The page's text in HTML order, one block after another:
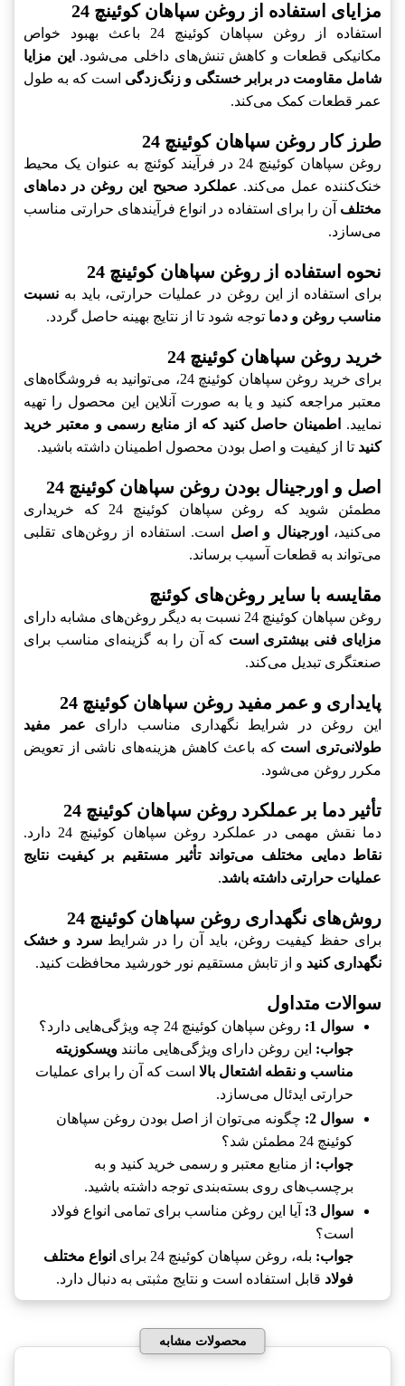
مزایای استفاده از روغن سپاهان کوئینچ 24
استفاده از روغن سپاهان کوئینچ 24 باعث بهبود خواص
مکانیکی قطعات و کاهش تنش‌های داخلی می‌شود. این مزایا
شامل مقاومت در برابر خستگی و زنگ‌زدگی است که به طول
عمر قطعات کمک می‌کند.
طرز کار روغن سپاهان کوئینچ 24
روغن سپاهان کوئینچ 24 در فرآیند کوئنچ به عنوان یک محیط
خنک‌کننده عمل می‌کند. عملکرد صحیح این روغن در دماهای
مختلف آن را برای استفاده در انواع فرآیندهای حرارتی مناسب
می‌سازد.
نحوه استفاده از روغن سپاهان کوئینچ 24
برای استفاده از این روغن در عملیات حرارتی، باید به نسبت
مناسب روغن و دما توجه شود تا از نتایج بهینه حاصل گردد.
خرید روغن سپاهان کوئینچ 24
برای خرید روغن سپاهان کوئینچ 24، می‌توانید به فروشگاه‌های
معتبر مراجعه کنید و یا به صورت آنلاین این محصول را تهیه
نمایید.
اطمینان حاصل کنید که از منابع رسمی و معتبر خرید
کنید تا از کیفیت و اصل بودن محصول اطمینان داشته باشید.
اصل و اورجینال بودن روغن سپاهان کوئینچ 24
مطمئن شوید که روغن سپاهان کوئینچ 24 که خریداری
می‌کنید،
اورجینال و اصل است. استفاده از روغن‌های تقلبی
می‌تواند به قطعات آسیب برساند.
مقایسه با سایر روغن‌های کوئنچ
روغن سپاهان کوئینچ 24 نسبت به دیگر روغن‌های مشابه دارای
مزایای فنی بیشتری است که آن را به گزینه‌ای مناسب برای
صنعتگری تبدیل می‌کند.
پایداری و عمر مفید روغن سپاهان کوئینچ 24
این روغن در شرایط نگهداری مناسب دارای عمر مفید
طولانی‌تری است که باعث کاهش هزینه‌های ناشی از تعویض
مکرر روغن می‌شود.
تأثیر دما بر عملکرد روغن سپاهان کوئینچ 24
دما نقش مهمی در عملکرد روغن سپاهان کوئینچ 24 دارد.
نقاط دمایی مختلف می‌تواند تأثیر مستقیم بر کیفیت نتایج
عملیات حرارتی داشته باشد.
روش‌های نگهداری روغن سپاهان کوئینچ 24
برای حفظ کیفیت روغن، باید آن را در شرایط سرد و خشک
نگهداری کنید و از تابش مستقیم نور خورشید محافظت کنید.
سوالات متداول
سوال 1:
روغن سپاهان کوئینچ 24 چه ویژگی‌هایی دارد؟
جواب: این روغن دارای ویژگی‌هایی مانند ویسکوزیته
مناسب و نقطه اشتعال بالا است که آن را برای عملیات
حرارتی ایدئال می‌سازد.
سوال 2:
چگونه می‌توان از اصل بودن روغن سپاهان
کوئینچ 24 مطمئن شد؟
جواب: از منابع معتبر و رسمی خرید کنید و به
برچسب‌های روی بسته‌بندی توجه داشته باشید.
سوال 3:
آیا این روغن مناسب برای تمامی انواع فولاد
است؟
جواب: بله، روغن سپاهان کوئینچ 24 برای
انواع مختلف
فولاد قابل استفاده است و نتایج مثبتی به دنبال دارد.
محصولات مشابه